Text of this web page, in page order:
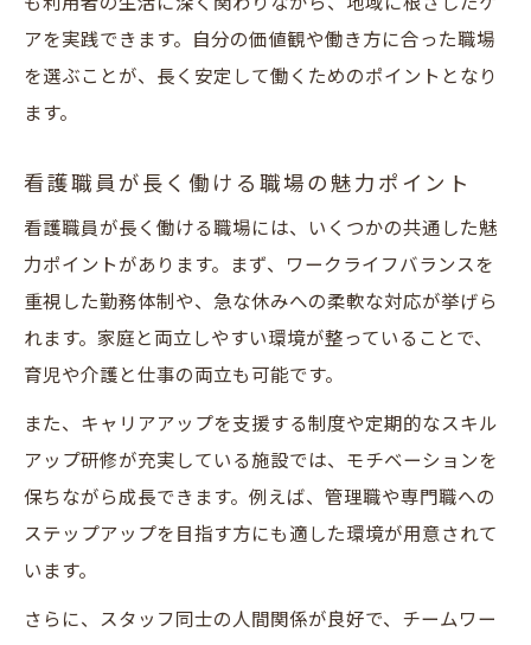
アを実践できます。自分の価値観や働き方に合った職場
を選ぶことが、長く安定して働くためのポイントとなり
ます。
看護職員が長く働ける職場の魅力ポイント
看護職員が長く働ける職場には、いくつかの共通した魅
力ポイントがあります。まず、ワークライフバランスを
重視した勤務体制や、急な休みへの柔軟な対応が挙げら
れます。家庭と両立しやすい環境が整っていることで、
育児や介護と仕事の両立も可能です。
また、キャリアアップを支援する制度や定期的なスキル
アップ研修が充実している施設では、モチベーションを
保ちながら成長できます。例えば、管理職や専門職への
ステップアップを目指す方にも適した環境が用意されて
います。
さらに、スタッフ同士の人間関係が良好で、チームワー